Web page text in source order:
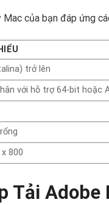
của bạn đáp ứng
trở lên
với hỗ trợ 64-bit hoặc
800
Tải